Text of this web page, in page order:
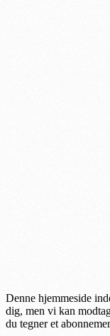
Denne hjemmeside
dig, men vi kan
du tegner et